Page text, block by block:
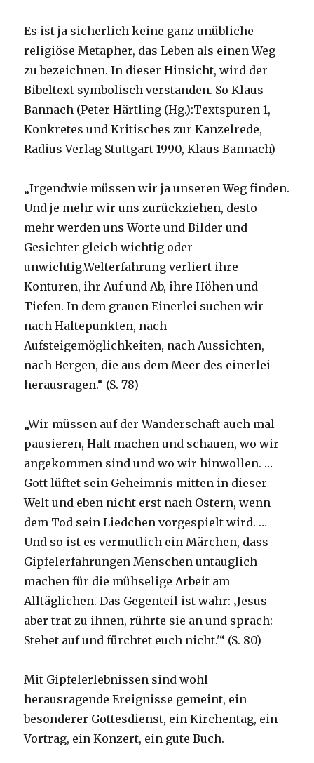
Es ist ja sicherlich keine ganz unübliche
religiöse Metapher, das Leben als einen Weg
zu bezeichnen. In dieser Hinsicht, wird der
Bibeltext symbolisch verstanden. So Klaus
Bannach (Peter Härtling (Hg.):Textspuren 1,
Konkretes und Kritisches zur Kanzelrede,
Radius Verlag Stuttgart 1990, Klaus Bannach)
„Irgendwie müssen wir ja unseren Weg finden.
Und je mehr wir uns zurückziehen, desto
mehr werden uns Worte und Bilder und
Gesichter gleich wichtig oder
unwichtig.Welterfahrung verliert ihre
Konturen, ihr Auf und Ab, ihre Höhen und
Tiefen. In dem grauen Einerlei suchen wir
nach Haltepunkten, nach
Aufsteigemöglichkeiten, nach Aussichten,
nach Bergen, die aus dem Meer des einerlei
herausragen.“ (S. 78)
„Wir müssen auf der Wanderschaft auch mal
pausieren, Halt machen und schauen, wo wir
angekommen sind und wo wir hinwollen. …
Gott lüftet sein Geheimnis mitten in dieser
Welt und eben nicht erst nach Ostern, wenn
dem Tod sein Liedchen vorgespielt wird. …
Und so ist es vermutlich ein Märchen, dass
Gipfelerfahrungen Menschen untauglich
machen für die mühselige Arbeit am
Alltäglichen. Das Gegenteil ist wahr: ‚Jesus
aber trat zu ihnen, rührte sie an und sprach:
Stehet auf und fürchtet euch nicht.'“ (S. 80)
Mit Gipfelerlebnissen sind wohl
herausragende Ereignisse gemeint, ein
besonderer Gottesdienst, ein Kirchentag, ein
Vortrag, ein Konzert, ein gute Buch.